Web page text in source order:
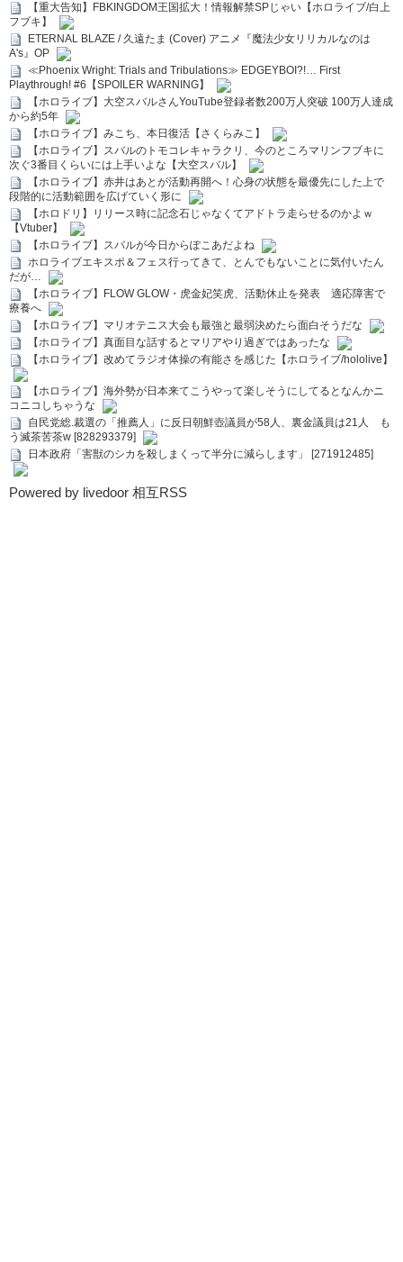
【重大告知】FBKINGDOM王国拡大！情報解禁SPじゃい【ホロライブ/白上
フブキ】
ETERNAL BLAZE / 久遠たま (Cover) アニメ『魔法少女リリカルなのは
A's』OP
≪Phoenix Wright: Trials and Tribulations≫ EDGEYBOI?!… First
Playthrough! #6【SPOILER WARNING】
【ホロライブ】大空スバルさんYouTube登録者数200万人突破 100万人達成
から約5年
【ホロライブ】みこち、本日復活【さくらみこ】
【ホロライブ】スバルのトモコレキャラクリ、今のところマリンフブキに
次ぐ3番目くらいには上手いよな【大空スバル】
【ホロライブ】赤井はあとが活動再開へ！心身の状態を最優先にした上で
段階的に活動範囲を広げていく形に
【ホロドリ】リリース時に記念石じゃなくてアドトラ走らせるのかよｗ
【Vtuber】
【ホロライブ】スバルが今日からぽこあだよね
ホロライブエキスポ＆フェス行ってきて、とんでもないことに気付いたん
だが…
【ホロライブ】FLOW GLOW・虎金妃笑虎、活動休止を発表 適応障害で
療養へ
【ホロライブ】マリオテニス大会も最強と最弱決めたら面白そうだな
【ホロライブ】真面目な話するとマリアやり過ぎではあったな
【ホロライブ】改めてラジオ体操の有能さを感じた【ホロライブ/hololive】
【ホロライブ】海外勢が日本来てこうやって楽しそうにしてるとなんかニ
コニコしちゃうな
自民党総.裁選の「推薦人」に反日朝鮮壺議員が58人、裏金議員は21人 も
う滅茶苦茶w [828293379]
日本政府「害獣のシカを殺しまくって半分に減らします」 [271912485]
Powered by livedoor 相互RSS